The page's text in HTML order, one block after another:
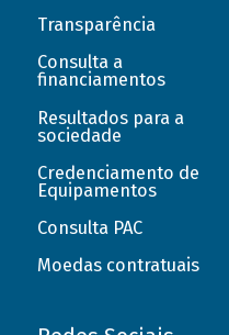
Transparência
Consulta a
financiamentos
Resultados para a
sociedade
Credenciamento de
Equipamentos
Consulta PAC
Moedas contratuais